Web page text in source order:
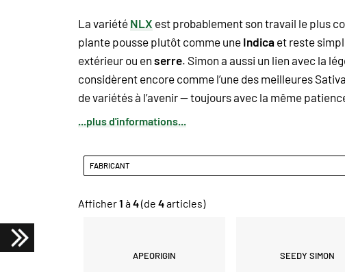
La variété NLX est probablement son travail le plus
plante pousse plutôt comme une Indica et reste
extérieur ou en serre. Simon a aussi un lien avec la
considèrent encore comme l’une des meilleures
devariétésà l’avenir — toujours avec la même
...plus d'informations...
FABRICANT
Afficher1 à4(de 4articles)
APEORIGIN SEEDY SIMON